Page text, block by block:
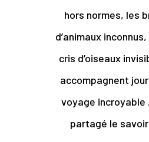
hors normes, les
d’animaux
cris d’oiseaux
accompagnent
voyage incroyable
partagé le